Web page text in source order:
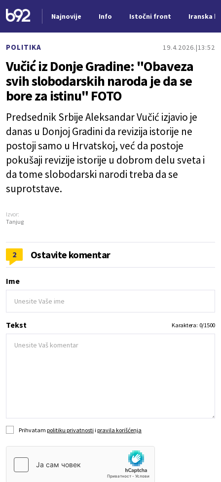
Najnovije Info Istočni front Iranska
POLITIKA 19.4.2026. 13:52
Vučić iz Donje Gradine: "Obaveza
svih slobodarskih naroda je da se
bore za istinu" FOTO
Predsednik Srbije Aleksandar Vučić izjavio je
danas u Donjoj Gradini da revizija istorije ne
postoji samo u Hrvatskoj, već da postoje
pokušaji revizije istorije u dobrom delu sveta i
da tome slobodarski narodi treba da se
suprotstave.
Izvor:
Tanjug
2 Ostavite komentar
Ime
Tekst Karaktera: 0/1500
Prihvatam politiku privatnosti i pravila korišćenja